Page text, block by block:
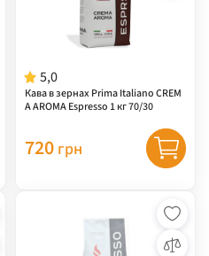
5,0
Кава в зернах Prima Italiano CREM
A AROMA Espresso 1 кг 70/30
720 грн